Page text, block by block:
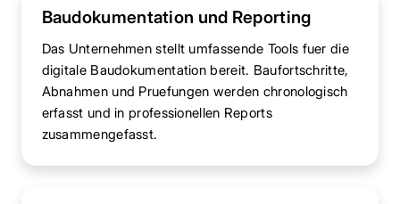
Baudokumentation und Reporting
Das Unternehmen stellt umfassende Tools fuer die
digitale Baudokumentation bereit. Baufortschritte,
Abnahmen und Pruefungen werden chronologisch
erfasst und in professionellen Reports
zusammengefasst.